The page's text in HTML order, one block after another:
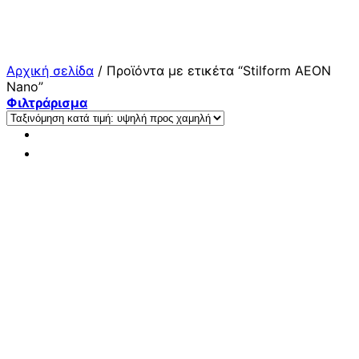
Αρχική σελίδα / Προϊόντα με ετικέτα “Stilform AEON
Nano”
Φιλτράρισμα